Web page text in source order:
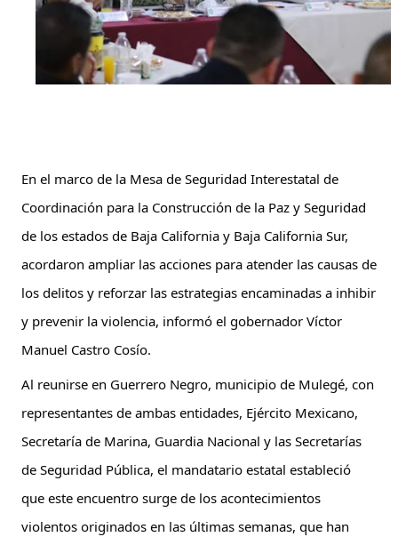
En el marco de la Mesa de Seguridad Interestatal de
Coordinación para la Construcción de la Paz y Seguridad
de los estados de Baja California y Baja California Sur,
acordaron ampliar las acciones para atender las causas de
los delitos y reforzar las estrategias encaminadas a inhibir
y prevenir la violencia, informó el gobernador Víctor
Manuel Castro Cosío.
Al reunirse en Guerrero Negro, municipio de Mulegé, con
representantes de ambas entidades, Ejército Mexicano,
Secretaría de Marina, Guardia Nacional y las Secretarías
de Seguridad Pública, el mandatario estatal estableció
que este encuentro surge de los acontecimientos
violentos originados en las últimas semanas, que han